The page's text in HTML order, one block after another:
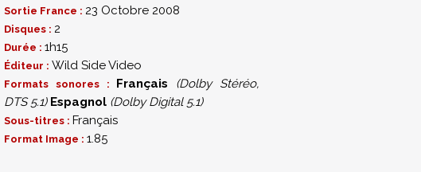
Sortie France : 23 Octobre 2008
Disques : 2
Durée : 1h15
Éditeur : Wild Side Video
Formats sonores : Français
(Dolby Stéréo,
DTS 5.1) Espagnol (Dolby Digital 5.1)
Sous-titres : Français
Format Image : 1.85